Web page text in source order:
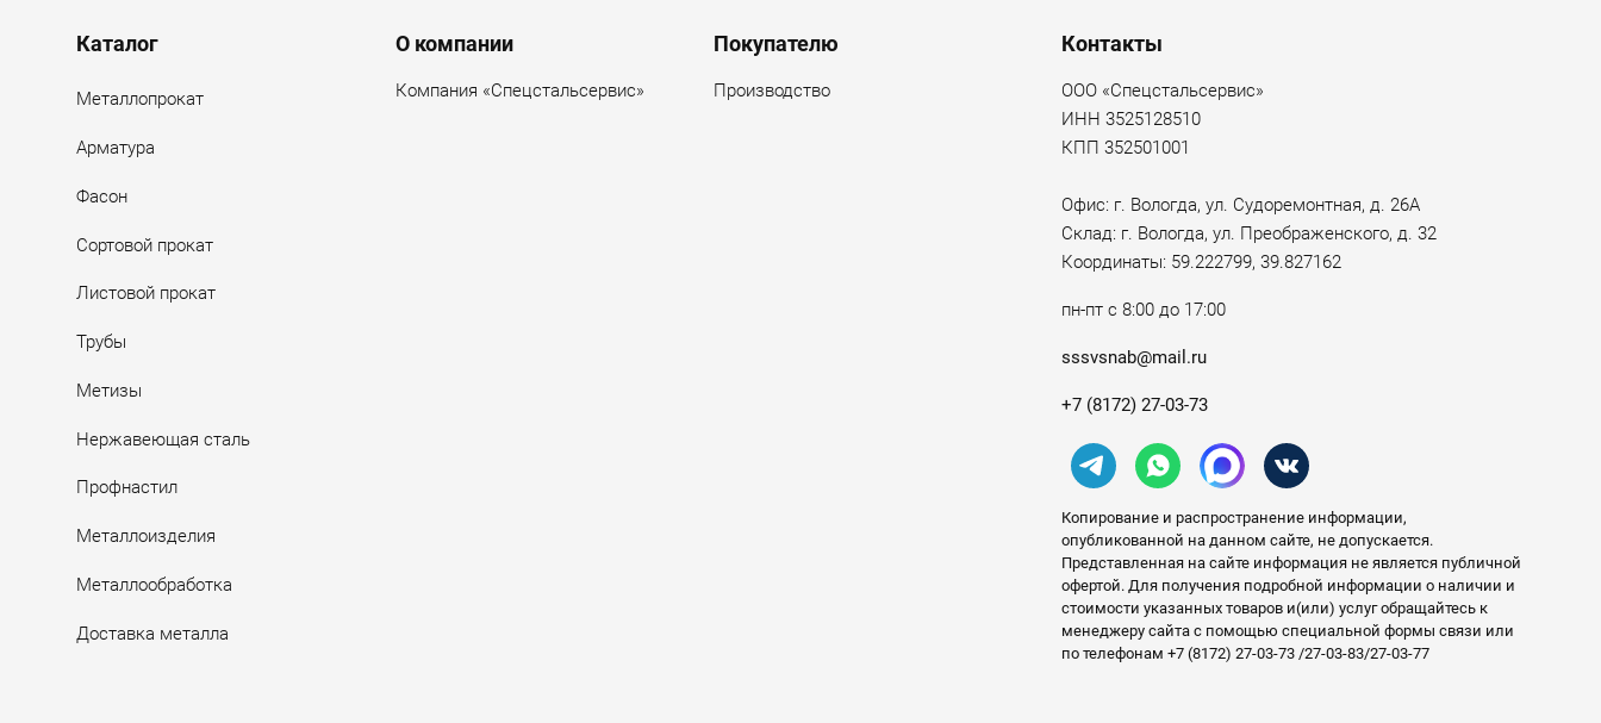
Menu footer
Каталог
Металлопрокат
Арматура
Фасон
Сортовой прокат
Листовой прокат
Трубы
Метизы
Нержавеющая сталь
Профнастил
Металлоизделия
Металлообработка
Доставка металла
О компании
Компания «Спецстальсервис»
Покупателю
Производство
Контакты
ООО «Спецстальсервис»
ИНН 3525128510
КПП 352501001
Офис: г. Вологда, ул. Судоремонтная, д. 26А
Склад: г. Вологда, ул. Преображенского, д. 32
Координаты: 59.222799, 39.827162
пн-пт с 8:00 до 17:00
sssvsnab@mail.ru
+7 (8172) 27-03-73
Копирование и распространение информации,
опубликованной на данном сайте, не допускается.
Представленная на сайте информация не является публичной
офертой. Для получения подробной информации о наличии и
стоимости указанных товаров и(или) услуг обращайтесь к
менеджеру сайта с помощью специальной формы связи или
по телефонам +7 (8172) 27-03-73 /27-03-83/27-03-77